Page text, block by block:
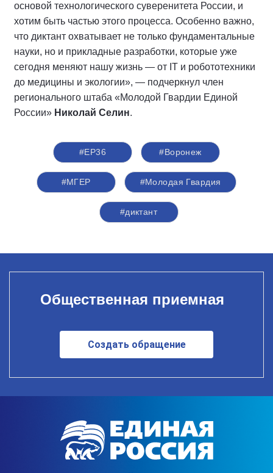
основой технологического суверенитета России, и
хотим быть частью этого процесса. Особенно важно,
что диктант охватывает не только фундаментальные
науки, но и прикладные разработки, которые уже
сегодня меняют нашу жизнь — от IT и робототехники
до медицины и экологии», — подчеркнул член
регионального штаба «Молодой Гвардии Единой
России» Николай Селин.
#ЕР36 #​Воронеж
#‎МГЕР‬ #Молодая Гвардия
#диктант
Общественная приемная
Создать обращение